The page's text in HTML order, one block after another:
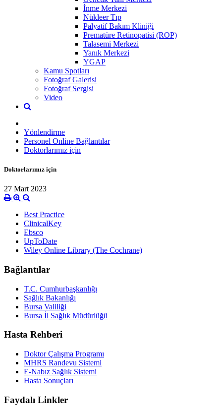
İnme Merkezi
Nükleer Tıp
Palyatif Bakım Kliniği
Prematüre Retinopatisi (ROP)
Talasemi Merkezi
Yanık Merkezi
YGAP
Kamu Spotları
Fotoğraf Galerisi
Fotoğraf Sergisi
Video
Yönlendirme
Personel Online Bağlantılar
Doktorlarımız için
Doktorlarımız için
27 Mart 2023
Best Practice
ClinicalKey
Ebsco
UpToDate
Wiley Online Library (The Cochrane)
Bağlantılar
T.C. Cumhurbaşkanlığı
Sağlık Bakanlığı
Bursa Valiliği
Bursa İl Sağlık Müdürlüğü
Hasta Rehberi
Doktor Çalışma Programı
MHRS Randevu Sistemi
E-Nabız Sağlık Sistemi
Hasta Sonuçları
Faydalı Linkler